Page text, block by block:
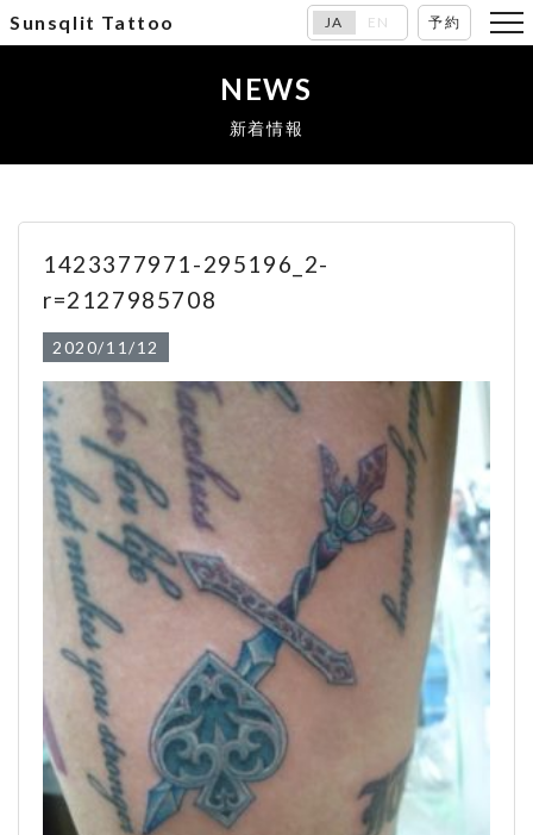
Sunsqlit Tattoo JA EN 予約
NEWS
新着情報
1423377971-295196_2-
r=2127985708
2020/11/12